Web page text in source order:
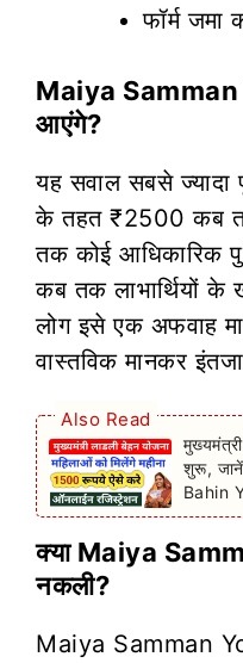
फॉर्म जमा
Maiya
आएंगे?
यह सवाल सबसे ज्यादा
के तहत ₹2500 कब
तक कोई आधिकारिक
कब तक लाभार्थियों के
लोग इसे एक अफवाह
वास्तविक मानकर
Also Read
शुरू,
Bahin
क्या Maiya
नकली?
Maiya Samman